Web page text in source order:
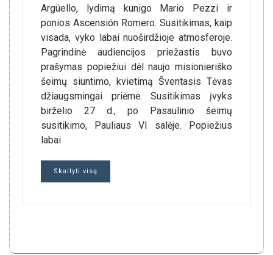
Argüello, lydimą kunigo Mario Pezzi ir
ponios Ascensión Romero. Susitikimas, kaip
visada, vyko labai nuoširdžioje atmosferoje.
Pagrindinė audiencijos priežastis buvo
prašymas popiežiui dėl naujo misionieriško
šeimų siuntimo, kvietimą Šventasis Tėvas
džiaugsmingai priėmė. Susitikimas įvyks
birželio 27 d., po Pasaulinio šeimų
susitikimo, Pauliaus VI salėje. Popiežius
labai
Skaityti visą